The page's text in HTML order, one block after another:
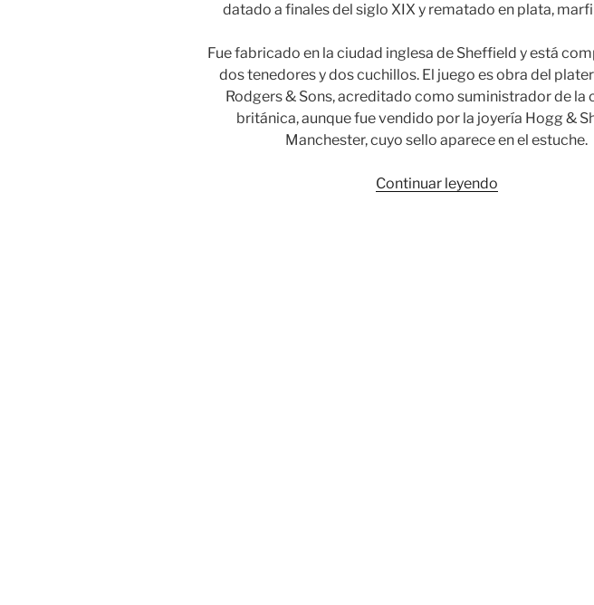
datado a finales del siglo XIX y rematado en plata,
Fue fabricado en la ciudad inglesa de Sheffield y está
dos tenedores y dos cuchillos. El juego es obra del
Rodgers & Sons, acreditado como suministrador de la
británica, aunque fue vendido por la joyería Hogg &
Manchester, cuyo sello aparece en el estuche.
Continuar leyendo«Antiguo